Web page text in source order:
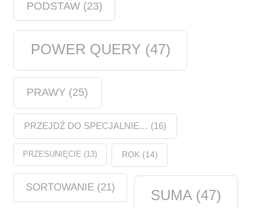
PODSTAW(23)
POWER QUERY (47)
PRAWY (25)
PRZEJDŹ DO SPECJALNIE… (16)
PRZESUNIĘCIE (13) ROK(14)
SORTOWANIE(21) SUMA(47)